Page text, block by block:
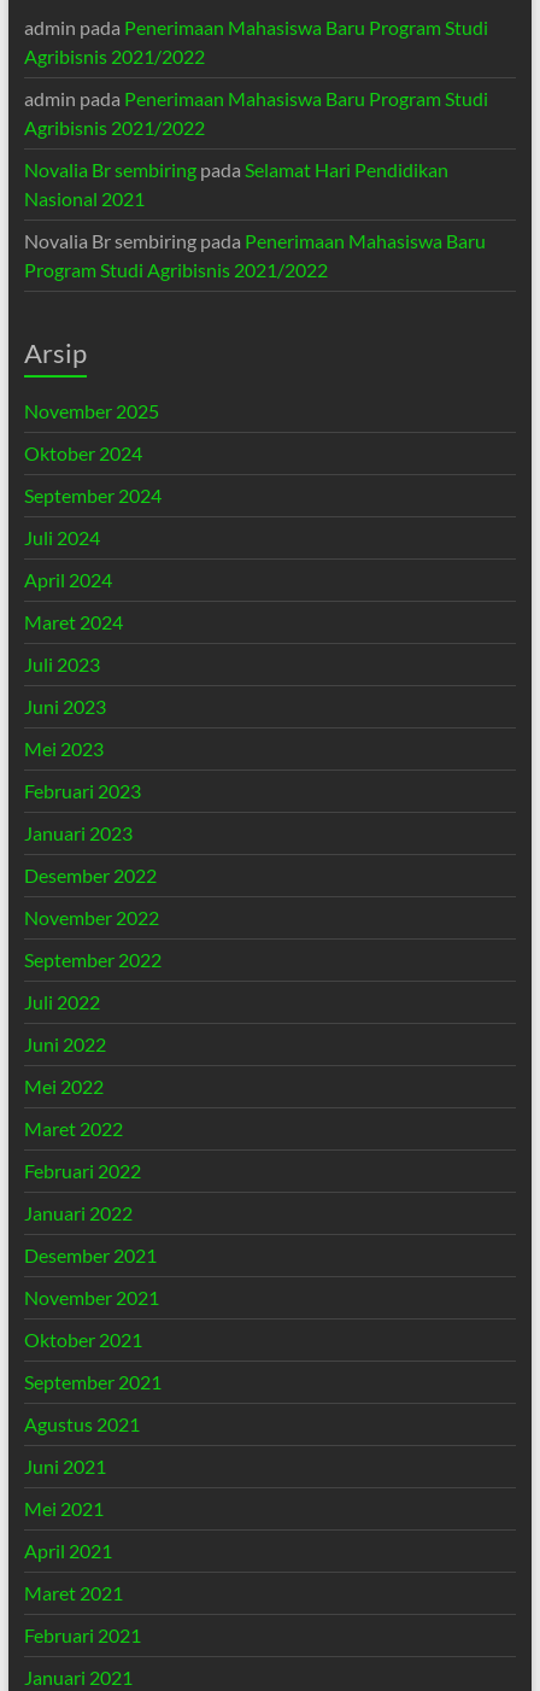
admin pada Penerimaan Mahasiswa Baru Program Studi
Agribisnis 2021/2022
admin pada Penerimaan Mahasiswa Baru Program Studi
Agribisnis 2021/2022
Novalia Br sembiringpada Selamat Hari Pendidikan
Nasional 2021
Novalia Br sembiringpada Penerimaan Mahasiswa Baru
Program Studi Agribisnis 2021/2022
Arsip
November 2025
Oktober 2024
September 2024
Juli 2024
April 2024
Maret 2024
Juli 2023
Juni 2023
Mei 2023
Februari 2023
Januari 2023
Desember 2022
November 2022
September 2022
Juli 2022
Juni 2022
Mei 2022
Maret 2022
Februari 2022
Januari 2022
Desember 2021
November 2021
Oktober 2021
September 2021
Agustus 2021
Juni 2021
Mei 2021
April 2021
Maret 2021
Februari 2021
Januari 2021